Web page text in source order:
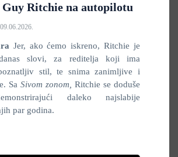
Ritchie na autopilotu
09.06.2026.
Jer, ako ćemo iskreno, Ritchie je
slovi, za reditelja koji ima
stil, te snima zanimljive i
Sa Sivom zonom,
Ritchie se doduše
daleko najslabije
par godina.